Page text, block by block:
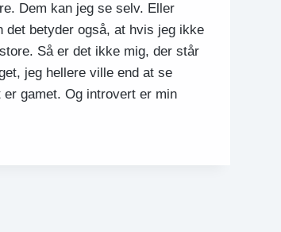
Dem kan jeg se selv. Eller
det betyder også, at hvis jeg ikke
Så er det ikke mig, der står
jeg hellere ville end at se
gamet. Og introvert er min